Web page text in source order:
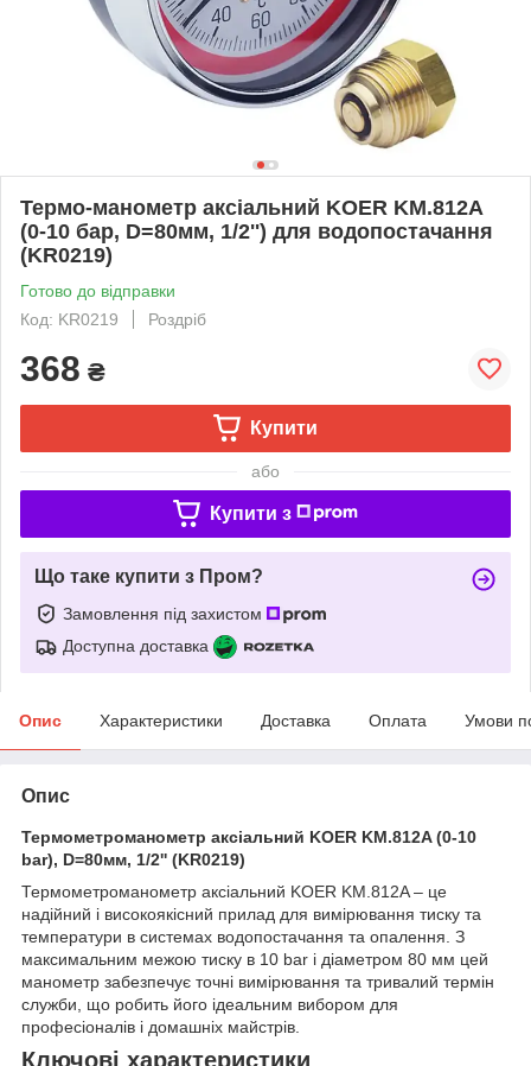
Термо-манометр аксіальний KOER KM.812A
(0-10 бар, D=80мм, 1/2'') для водопостачання
(KR0219)
Готово до відправки
Код: KR0219
Роздріб
368 ₴
Купити
або
Купити з
Що таке купити з Пром?
Замовлення під захистом
Доступна доставка
Опис Характеристики Доставка Оплата Умови
Опис
Термометроманометр аксіальний KOER KM.812A (0-10
bar), D=80мм, 1/2'' (KR0219)
Термометроманометр аксіальний KOER KM.812A – це
надійний і високоякісний прилад для вимірювання тиску та
температури в системах водопостачання та опалення. З
максимальним межою тиску в 10 bar і діаметром 80 мм цей
манометр забезпечує точні вимірювання та тривалий термін
служби, що робить його ідеальним вибором для
професіоналів і домашніх майстрів.
Ключові характеристики